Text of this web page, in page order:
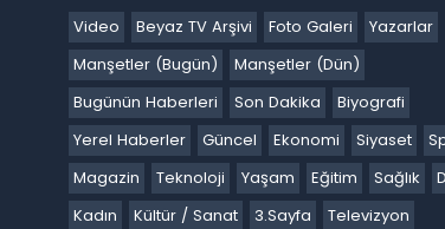
Video Beyaz TV Arşivi Foto Galeri
Yazarlar
Manşetler (Bugün)
Manşetler (Dün)
Bugünün Haberleri
Son Dakika
Biyografi
Yerel Haberler
Güncel Ekonomi Siyaset
Magazin
Teknoloji Yaşam Eğitim Sağlık
Kadın
Kültür / Sanat 3.Sayfa
Televizyon